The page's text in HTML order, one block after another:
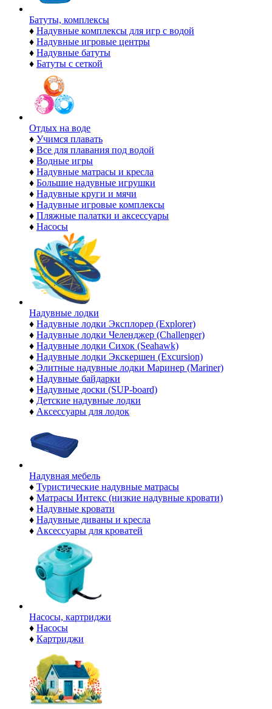
Батуты, комплексы
♦ Надувные комплексы для игр с водой
♦ Надувные игровые центры
♦ Надувные батуты
♦ Батуты с сеткой
Отдых на воде
♦ Учимся плавать
♦ Все для плавания под водой
♦ Водные игры
♦ Надувные матрасы и кресла
♦ Большие надувные игрушки
♦ Надувные круги и мячи
♦ Надувные игровые комплексы
♦ Пляжные палатки и аксессуары
♦ Насосы
Надувные лодки
♦ Надувные лодки Эксплорер (Explorer)
♦ Надувные лодки Челенджер (Challenger)
♦ Надувные лодки Сихок (Seahawk)
♦ Надувные лодки Экскершен (Excursion)
♦ Элитные надувные лодки Маринер (Mariner)
♦ Надувные байдарки
♦ Надувные доски (SUP-board)
♦ Детские надувные лодки
♦ Аксессуары для лодок
Надувная мебель
♦ Туристические надувные матрасы
♦ Матрасы Интекс (низкие надувные кровати)
♦ Надувные кровати
♦ Надувные диваны и кресла
♦ Аксессуары для кроватей
Насосы, картриджи
♦ Насосы
♦ Картриджи